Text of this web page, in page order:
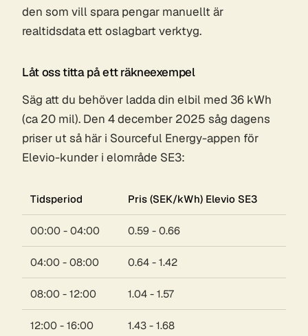
den som vill spara pengar manuellt är
realtidsdata ett oslagbart verktyg.
Låt oss titta på ett räkneexempel
Säg att du behöver ladda din elbil med 36 kWh
(ca 20 mil). Den 4 december 2025 såg dagens
priser ut så här i Sourceful Energy-appen för
Elevio-kunder i elområde SE3:
Tidsperiod Pris (SEK/kWh) Elevio SE3
00:00 - 04:00 0.59 - 0.66
04:00 - 08:00 0.64 - 1.42
08:00 - 12:00 1.04 - 1.57
12:00 - 16:00 1.43 - 1.68